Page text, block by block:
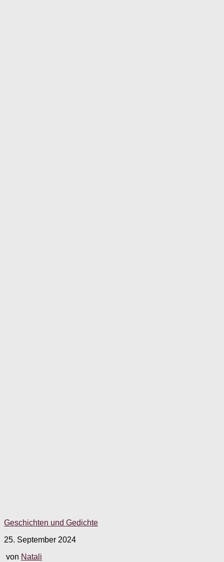
Geschichten und Gedichte
25. September 2024
von Natali